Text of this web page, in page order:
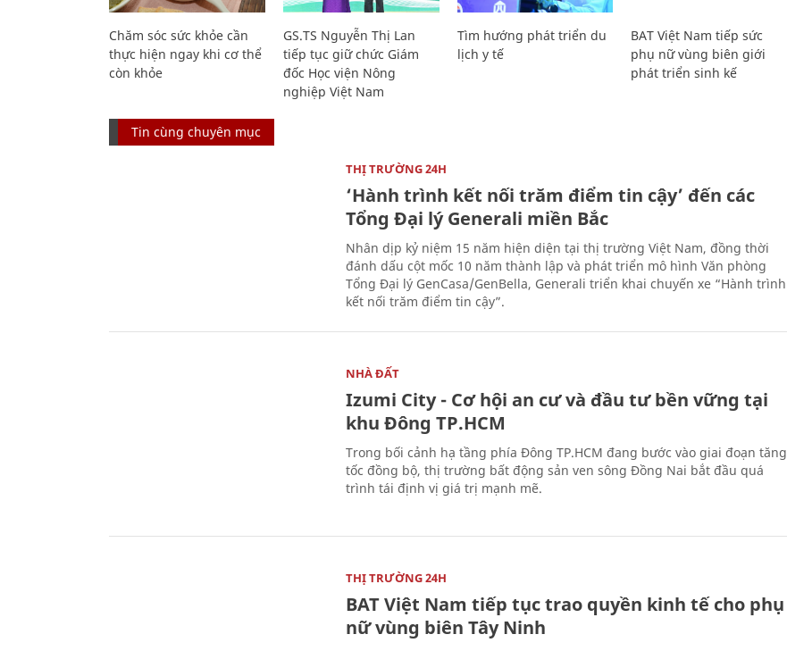
Chăm sóc sức khỏe cần
thực hiện ngay khi cơ thể
còn khỏe
GS.TS Nguyễn Thị Lan
tiếp tục giữ chức Giám
đốc Học viện Nông
nghiệp Việt Nam
Tìm hướng phát triển du
lịch y tế
BAT Việt Nam tiếp sức
phụ nữ vùng biên giới
phát triển sinh kế
Tin cùng chuyên mục
THỊ TRƯỜNG 24H
‘Hành trình kết nối trăm điểm tin cậy’ đến các
Tổng Đại lý Generali miền Bắc
Nhân dịp kỷ niệm 15 năm hiện diện tại thị trường Việt Nam, đồng thời
đánh dấu cột mốc 10 năm thành lập và phát triển mô hình Văn phòng
Tổng Đại lý GenCasa/GenBella, Generali triển khai chuyến xe “Hành trình
kết nối trăm điểm tin cậy”.
NHÀ ĐẤT
Izumi City - Cơ hội an cư và đầu tư bền vững tại
khu Đông TP.HCM
Trong bối cảnh hạ tầng phía Đông TP.HCM đang bước vào giai đoạn tăng
tốc đồng bộ, thị trường bất động sản ven sông Đồng Nai bắt đầu quá
trình tái định vị giá trị mạnh mẽ.
THỊ TRƯỜNG 24H
BAT Việt Nam tiếp tục trao quyền kinh tế cho phụ
nữ vùng biên Tây Ninh